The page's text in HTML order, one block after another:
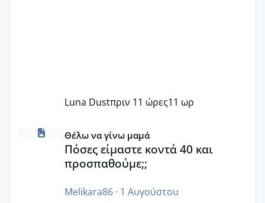
Luna Dustπριν 11 ώρες11 ωρ
Πόσες είμαστε κοντά 40 και προσπαθούμε;;
Θέλω να γίνω μαμά
Πόσες είμαστε κοντά 40 και
προσπαθούμε;;
Melikara86· 1 Αυγούστου